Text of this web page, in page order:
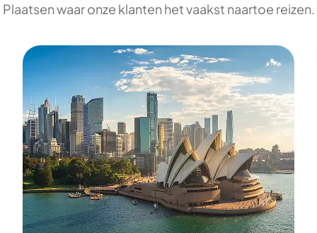
Plaatsen waar onze klanten het vaakst naartoe reizen.